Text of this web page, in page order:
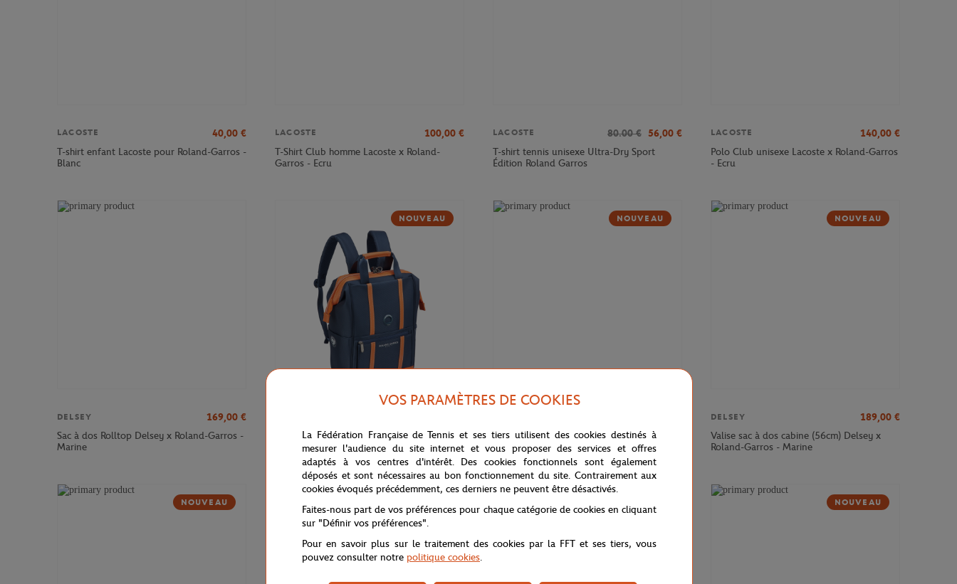
LACOSTE 40,00 €
T-shirt enfant Lacoste pour Roland-Garros -
Blanc
LACOSTE 100,00 €
T-Shirt Club homme Lacoste x Roland-
Garros - Ecru
LACOSTE 80.00 € 56,00 €
T-shirt tennis unisexe Ultra-Dry Sport
Édition Roland Garros
LACOSTE 140,00 €
Polo Club unisexe Lacoste x Roland-Garros
- Ecru
DELSEY 169,00 €
Sac à dos Rolltop Delsey x Roland-Garros -
Marine
NOUVEAU
Sac à dos Cadence Soft 14" Delsey x
Roland-Garros - Marine
NOUVEAU
Valise cabine Cadence (55cm) Delsey x
Roland-Garros - Marine
NOUVEAU
DELSEY 189,00 €
Valise sac à dos cabine (56cm) Delsey x
Roland-Garros - Marine
NOUVEAU NOUVEAU
VOS PARAMÈTRES DE COOKIES
La Fédération Française de Tennis et ses tiers utilisent des cookies destinés à
mesurer l'audience du site internet et vous proposer des services et offres
adaptés à vos centres d'intérêt. Des cookies fonctionnels sont également
déposés et sont nécessaires au bon fonctionnement du site. Contrairement aux
cookies évoqués précédemment, ces derniers ne peuvent être désactivés.
Faites-nous part de vos préférences pour chaque catégorie de cookies en cliquant
sur "Définir vos préférences".
Pour en savoir plus sur le traitement des cookies par la FFT et ses tiers, vous
pouvez consulter notre politique cookies.